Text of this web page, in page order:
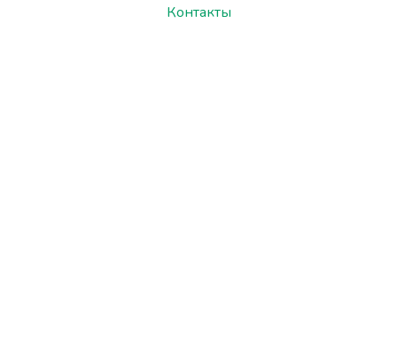
Контакты